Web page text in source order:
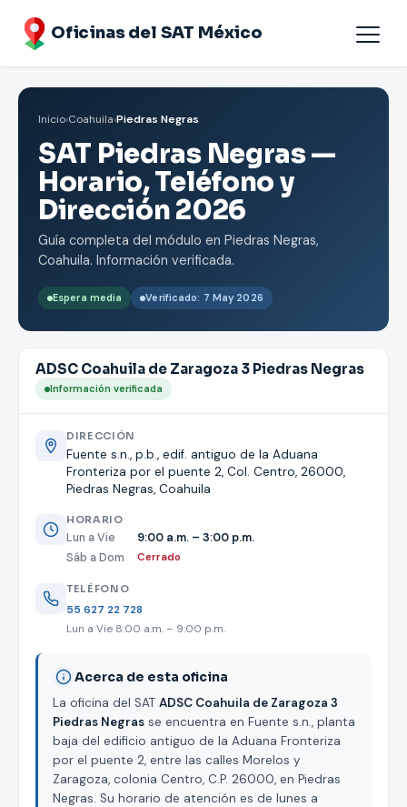
Oficinas del SAT México
Oficinas por Estados
Inicio›Coahuila›Piedras Negras
SAT Piedras Negras —
Horario, Teléfono y
Dirección 2026
Guía completa del módulo en Piedras Negras,
Coahuila. Información verificada.
Espera media Verificado: 7 May 2026
ADSC Coahuila de Zaragoza 3 Piedras Negras
Información verificada
DIRECCIÓN
Fuente s.n., p.b., edif. antiguo de la Aduana
Fronteriza por el puente 2, Col. Centro, 26000,
Piedras Negras, Coahuila
HORARIO
Lun a Vie
9:00 a.m. – 3:00 p.m.
Sáb a Dom
Cerrado
TELÉFONO
55 627 22 728
Lun a Vie 8:00 a.m. – 9:00 p.m.
Acerca de esta oficina
La oficina del SAT ADSC Coahuila de Zaragoza 3
Piedras Negras se encuentra en Fuente s.n., planta
baja del edificio antiguo de la Aduana Fronteriza
por el puente 2, entre las calles Morelos y
Zaragoza, colonia Centro, C.P. 26000, en Piedras
Negras. Su horario de atención es de lunes a